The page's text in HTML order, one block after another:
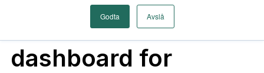
Godta Avslå
for et komplett
dashboard for